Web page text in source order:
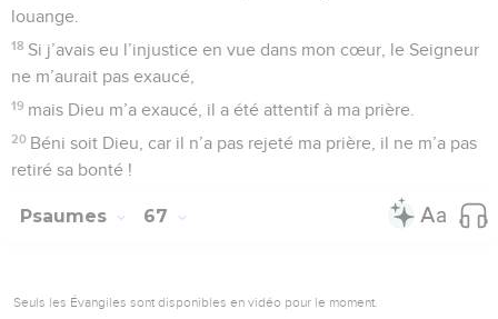
louange.
18 Si j’avais eu l’injustice en vue dans mon cœur, le Seigneur
ne m’aurait pas exaucé,
19 mais Dieu m’a exaucé, il a été attentif à ma prière.
20 Béni soit Dieu, car il n’a pas rejeté ma prière, il ne m’a pas
retiré sa bonté !
Psaumes 67
Seuls les Évangiles sont disponibles en vidéo pour le moment.